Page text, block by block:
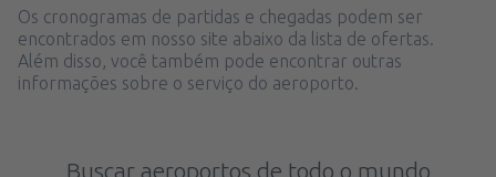
Os cronogramas de partidas e chegadas podem ser
encontrados em nosso site abaixo da lista de ofertas.
Além disso, você também pode encontrar outras
informações sobre o serviço do aeroporto.
Buscar aeroportos de todo o mundo